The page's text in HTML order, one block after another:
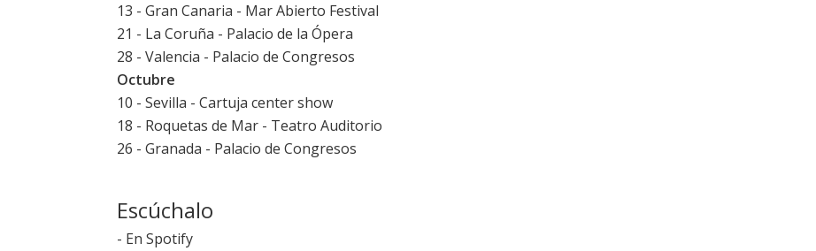
13 - Gran Canaria - Mar Abierto Festival
21 - La Coruña - Palacio de la Ópera
28 - Valencia - Palacio de Congresos
Octubre
10 - Sevilla - Cartuja center show
18 - Roquetas de Mar - Teatro Auditorio
26 - Granada - Palacio de Congresos
Escúchalo
- En Spotify